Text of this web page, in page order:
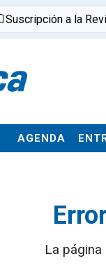
Suscripción a la
AGENDA
La